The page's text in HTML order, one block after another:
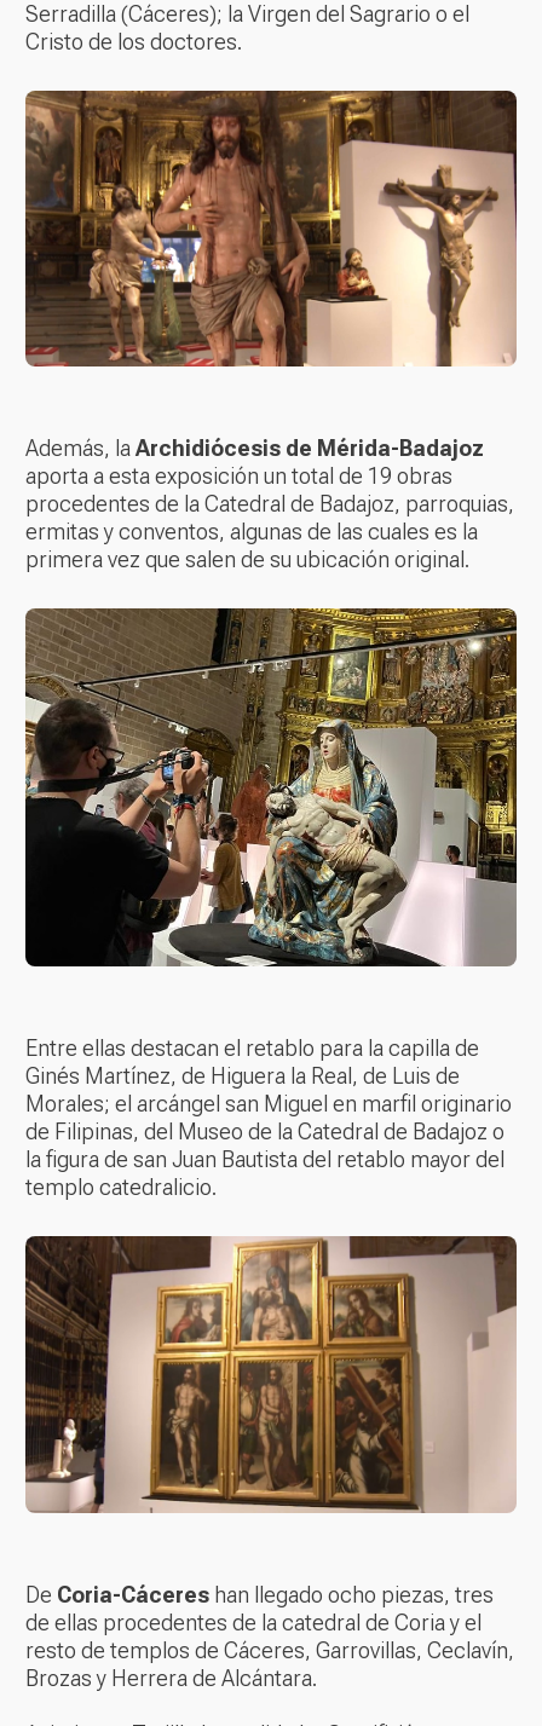
Serradilla (Cáceres); la Virgen del Sagrario o el
Cristo de los doctores.
Además, laArchidiócesis de Mérida-Badajoz
aporta a esta exposición un total de 19 obras
procedentes de la Catedral de Badajoz, parroquias,
ermitas y conventos, algunas de las cuales es la
primera vez que salen de su ubicación original.
Entre ellas destacan el retablo para la capilla de
Ginés Martínez, de Higuera la Real, de Luis de
Morales; el arcángel san Miguel en marfil originario
de Filipinas, del Museo de la Catedral de Badajoz o
la figura de san Juan Bautista del retablo mayor del
templo catedralicio.
De Coria-Cáceres han llegado ocho piezas, tres
de ellas procedentes de la catedral de Coria y el
resto de templos de Cáceres, Garrovillas, Ceclavín,
Brozas y Herrera de Alcántara.